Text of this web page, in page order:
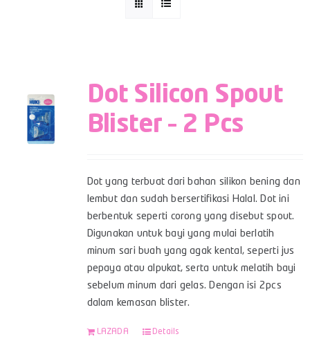
Dot Silicon Spout
Blister – 2 Pcs
Dot yang terbuat dari bahan silikon bening dan
lembut dan sudah bersertifikasi Halal. Dot ini
berbentuk seperti corong yang disebut spout.
Digunakan untuk bayi yang mulai berlatih
minum sari buah yang agak kental, seperti jus
pepaya atau alpukat, serta untuk melatih bayi
sebelum minum dari gelas. Dengan isi 2pcs
dalam kemasan blister.
LAZADA Details